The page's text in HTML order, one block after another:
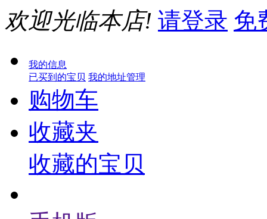
欢迎光临本店! 请登录 免
我的信息
已买到的宝贝 我的地址管理
购物车
收藏夹
收藏的宝贝